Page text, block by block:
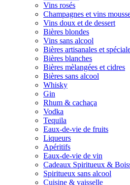
Vins rosés
Champagnes et vins
Vins doux et de dessert
Bières blondes
Vins sans alcool
Bières artisanales et
Bières blanches
Bières mèlangées et cidres
Bières sans alcool
Whisky
Gin
Rhum & cachaça
Vodka
Tequila
Eaux-de-vie de fruits
Liqueurs
Apéritifs
Eaux-de-vie de vin
Cadeaux Spiritueux &
Spiritueux sans alcool
Cuisine & vaisselle